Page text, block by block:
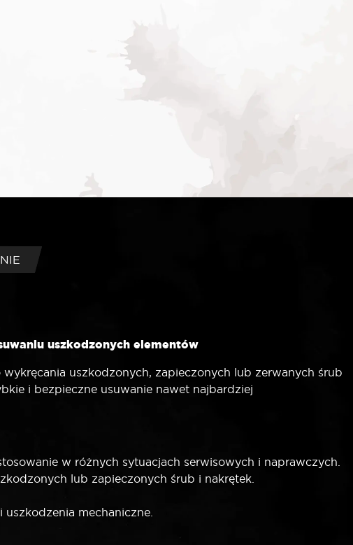
uszkodzonych elementów
uszkodzonych, zapieczonych lub zerwanych śrub
i bezpieczne usuwanie nawet najbardziej
w różnych sytuacjach serwisowych i naprawczych.
lub zapieczonych śrub i nakrętek.
uszkodzenia mechaniczne.